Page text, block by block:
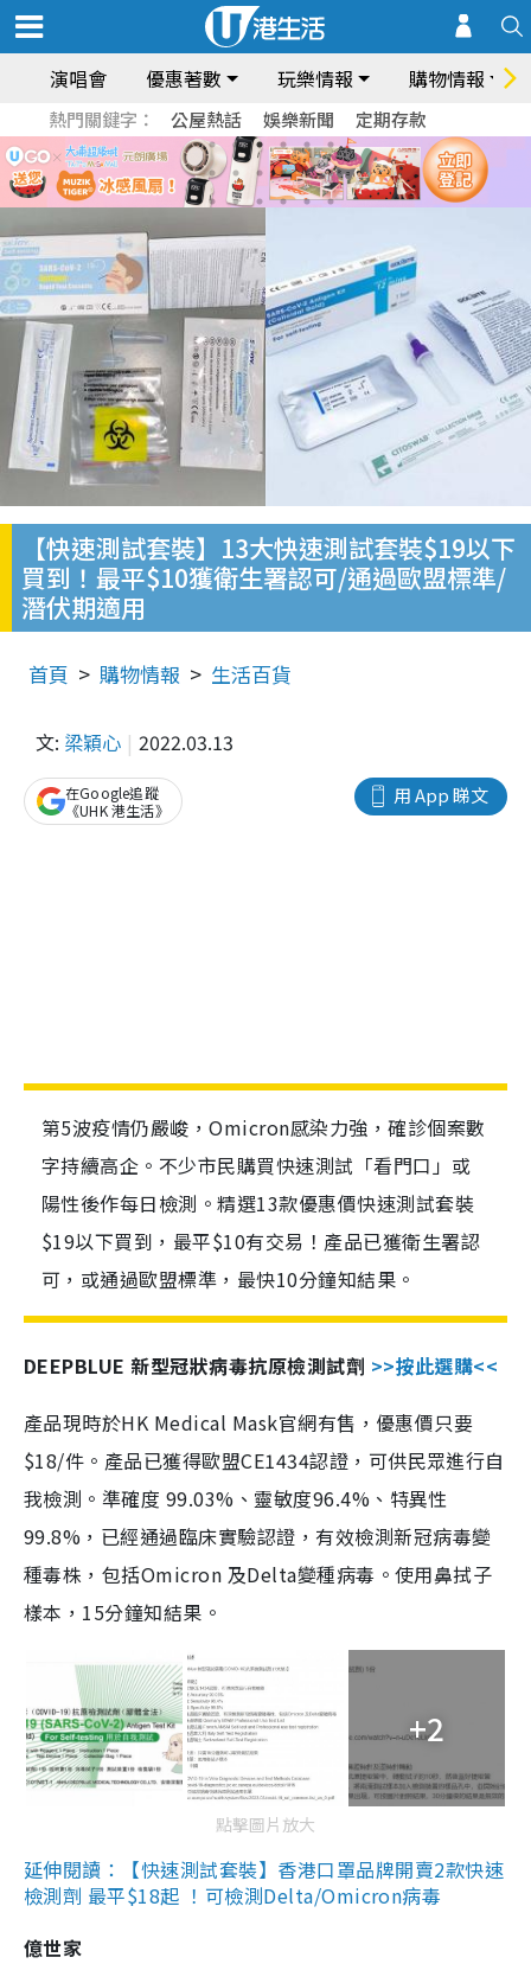
演唱會 優惠著數 玩樂情報 購物情報
熱門關鍵字： 公屋熱話 娛樂新聞 定期存款
【快速測試套裝】13大快速測試套裝$19以下
買到！最平$10獲衛生署認可/通過歐盟標準/
潛伏期適用
首頁 購物情報 生活百貨
文: 梁穎心 2022.03.13
用 App 睇文
在Google追蹤
《UHK 港生活》
第5波疫情仍嚴峻，Omicron感染力強，確診個案數
字持續高企。不少市民購買快速測試「看門口」或
陽性後作每日檢測。精選13款優惠價快速測試套裝
$19以下買到，最平$10有交易！產品已獲衛生署認
可，或通過歐盟標準，最快10分鐘知結果。
DEEPBLUE 新型冠狀病毒抗原檢測試劑 >>按此選購<<
產品現時於HK Medical Mask官網有售，優惠價只要
$18/件。產品已獲得歐盟CE1434認證，可供民眾進行自
我檢測。準確度 99.03%、靈敏度96.4%、特異性
99.8%，已經通過臨床實驗認證，有效檢測新冠病毒變
種毒株，包括Omicron 及Delta變種病毒。使用鼻拭子
樣本，15分鐘知結果。
+2
點擊圖片放大
延伸閱讀：【快速測試套裝】香港口罩品牌開賣2款快速
檢測劑 最平$18起 ！可檢測Delta/Omicron病毒
億世家